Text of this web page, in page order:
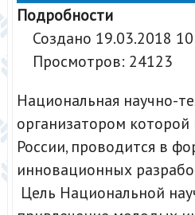
Подробности
Создано 19.03.2018
Просмотров: 24123
Национальная научно-
организатором
России, проводится в
инновационных
Цель Национальной